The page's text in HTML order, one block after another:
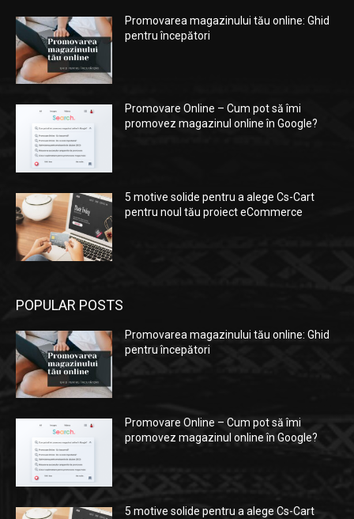
Promovarea magazinului tău online: Ghid
pentru începători
Promovare Online – Cum pot să îmi
promovez magazinul online în Google?
5 motive solide pentru a alege Cs-Cart
pentru noul tău proiect eCommerce
POPULAR POSTS
Promovarea magazinului tău online: Ghid
pentru începători
Promovare Online – Cum pot să îmi
promovez magazinul online în Google?
5 motive solide pentru a alege Cs-Cart